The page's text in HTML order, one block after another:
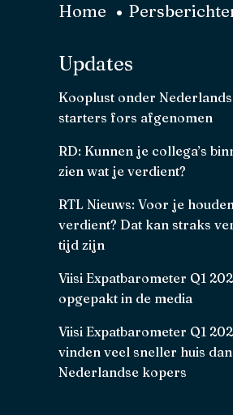
Home
Updates
Kooplust onder
starters fors afgenomen
RD: Kunnen je collega’s
zien wat je verdient?
RTL Nieuws: Voor je
verdient? Dat kan straks
tijd zijn
Viisi Expatbarometer Q1
opgepakt in de media
Viisi Expatbarometer Q1
vinden veel sneller huis dan
Nederlandse kopers